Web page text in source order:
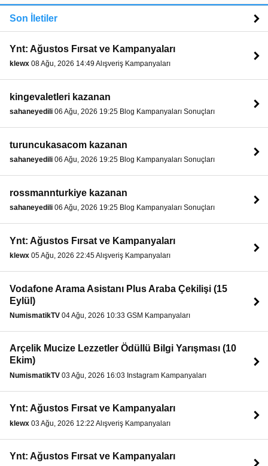
Son İletiler
Ynt: Ağustos Fırsat ve Kampanyaları
klewx 08 Ağu, 2026 14:49 Alışveriş Kampanyaları
kingevaletleri kazanan
sahaneyedili 06 Ağu, 2026 19:25 Blog Kampanyaları Sonuçları
turuncukasacom kazanan
sahaneyedili 06 Ağu, 2026 19:25 Blog Kampanyaları Sonuçları
rossmannturkiye kazanan
sahaneyedili 06 Ağu, 2026 19:25 Blog Kampanyaları Sonuçları
Ynt: Ağustos Fırsat ve Kampanyaları
klewx 05 Ağu, 2026 22:45 Alışveriş Kampanyaları
Vodafone Arama Asistanı Plus Araba Çekilişi (15
Eylül)
NumismatikTV 04 Ağu, 2026 10:33 GSM Kampanyaları
Arçelik Mucize Lezzetler Ödüllü Bilgi Yarışması (10
Ekim)
NumismatikTV 03 Ağu, 2026 16:03 Instagram Kampanyaları
Ynt: Ağustos Fırsat ve Kampanyaları
klewx 03 Ağu, 2026 12:22 Alışveriş Kampanyaları
Ynt: Ağustos Fırsat ve Kampanyaları